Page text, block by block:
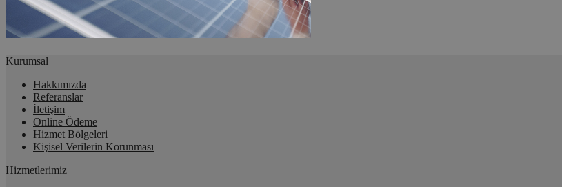
Kurumsal
Hakkımızda
Referanslar
İletişim
Online Ödeme
Hizmet Bölgeleri
Kişisel Verilerin Korunması
Hizmetlerimiz